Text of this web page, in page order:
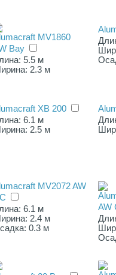
MV1860
Bay
5.5 м
2.3 м
XB 200
6.1 м
2.5 м
MV2072 AW
6.1 м
2.4 м
0.3 м
AW